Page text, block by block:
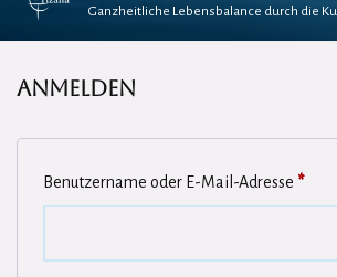
Ganzheitliche Lebensbalance durch die
Anmelden
Benutzername oder E-Mail-Adresse *